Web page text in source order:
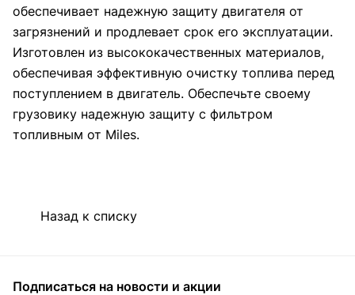
обеспечивает надежную защиту двигателя от
загрязнений и продлевает срок его эксплуатации.
Изготовлен из высококачественных материалов,
обеспечивая эффективную очистку топлива перед
поступлением в двигатель. Обеспечьте своему
грузовику надежную защиту с фильтром
топливным от Miles.
Назад к списку
Подписаться на новости и акции